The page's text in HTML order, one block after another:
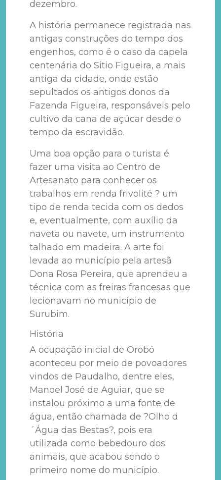
dezembro.
A história permanece registrada nas
antigas construções do tempo dos
engenhos, como é o caso da capela
centenária do Sitio Figueira, a mais
antiga da cidade, onde estão
sepultados os antigos donos da
Fazenda Figueira, responsáveis pelo
cultivo da cana de açúcar desde o
tempo da escravidão.
Uma boa opção para o turista é
fazer uma visita ao Centro de
Artesanato para conhecer os
trabalhos em renda frivolité ? um
tipo de renda tecida com os dedos
e, eventualmente, com auxílio da
naveta ou navete, um instrumento
talhado em madeira. A arte foi
levada ao município pela artesã
Dona Rosa Pereira, que aprendeu a
técnica com as freiras francesas que
lecionavam no município de
Surubim.
História
A ocupação inicial de Orobó
aconteceu por meio de povoadores
vindos de Paudalho, dentre eles,
Manoel José de Aguiar, que se
instalou próximo a uma fonte de
água, então chamada de ?Olho d
´Água das Bestas?, pois era
utilizada como bebedouro dos
animais, que acabou sendo o
primeiro nome do município.